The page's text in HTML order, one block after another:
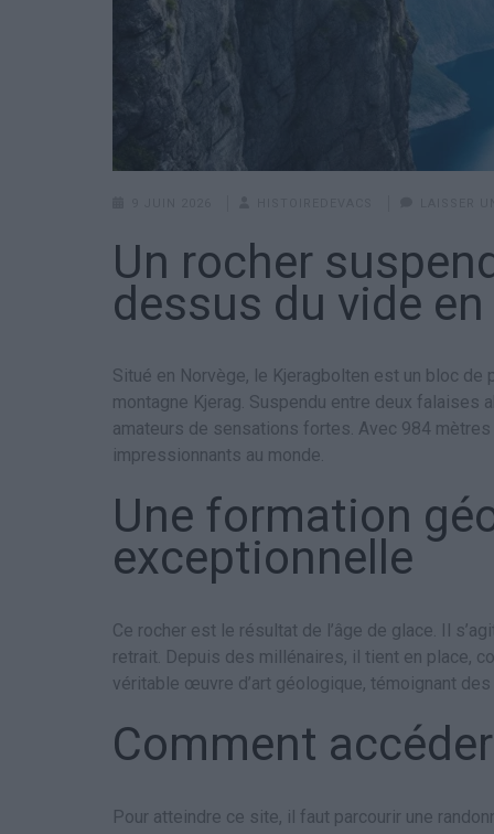
Un rocher
dessus du vide
Situé en Norvège, le Kjeragbolten est un bloc
montagne Kjerag. Suspendu entre deux falaises
amateurs de sensations fortes. Avec 984
impressionnants au monde.
Une formation
exceptionnelle
Ce rocher est le résultat de l’âge de glace. Il
retrait. Depuis des millénaires, il tient en place,
véritable œuvre d’art géologique, témoignant
Comment
Pour atteindre ce site, il faut parcourir une